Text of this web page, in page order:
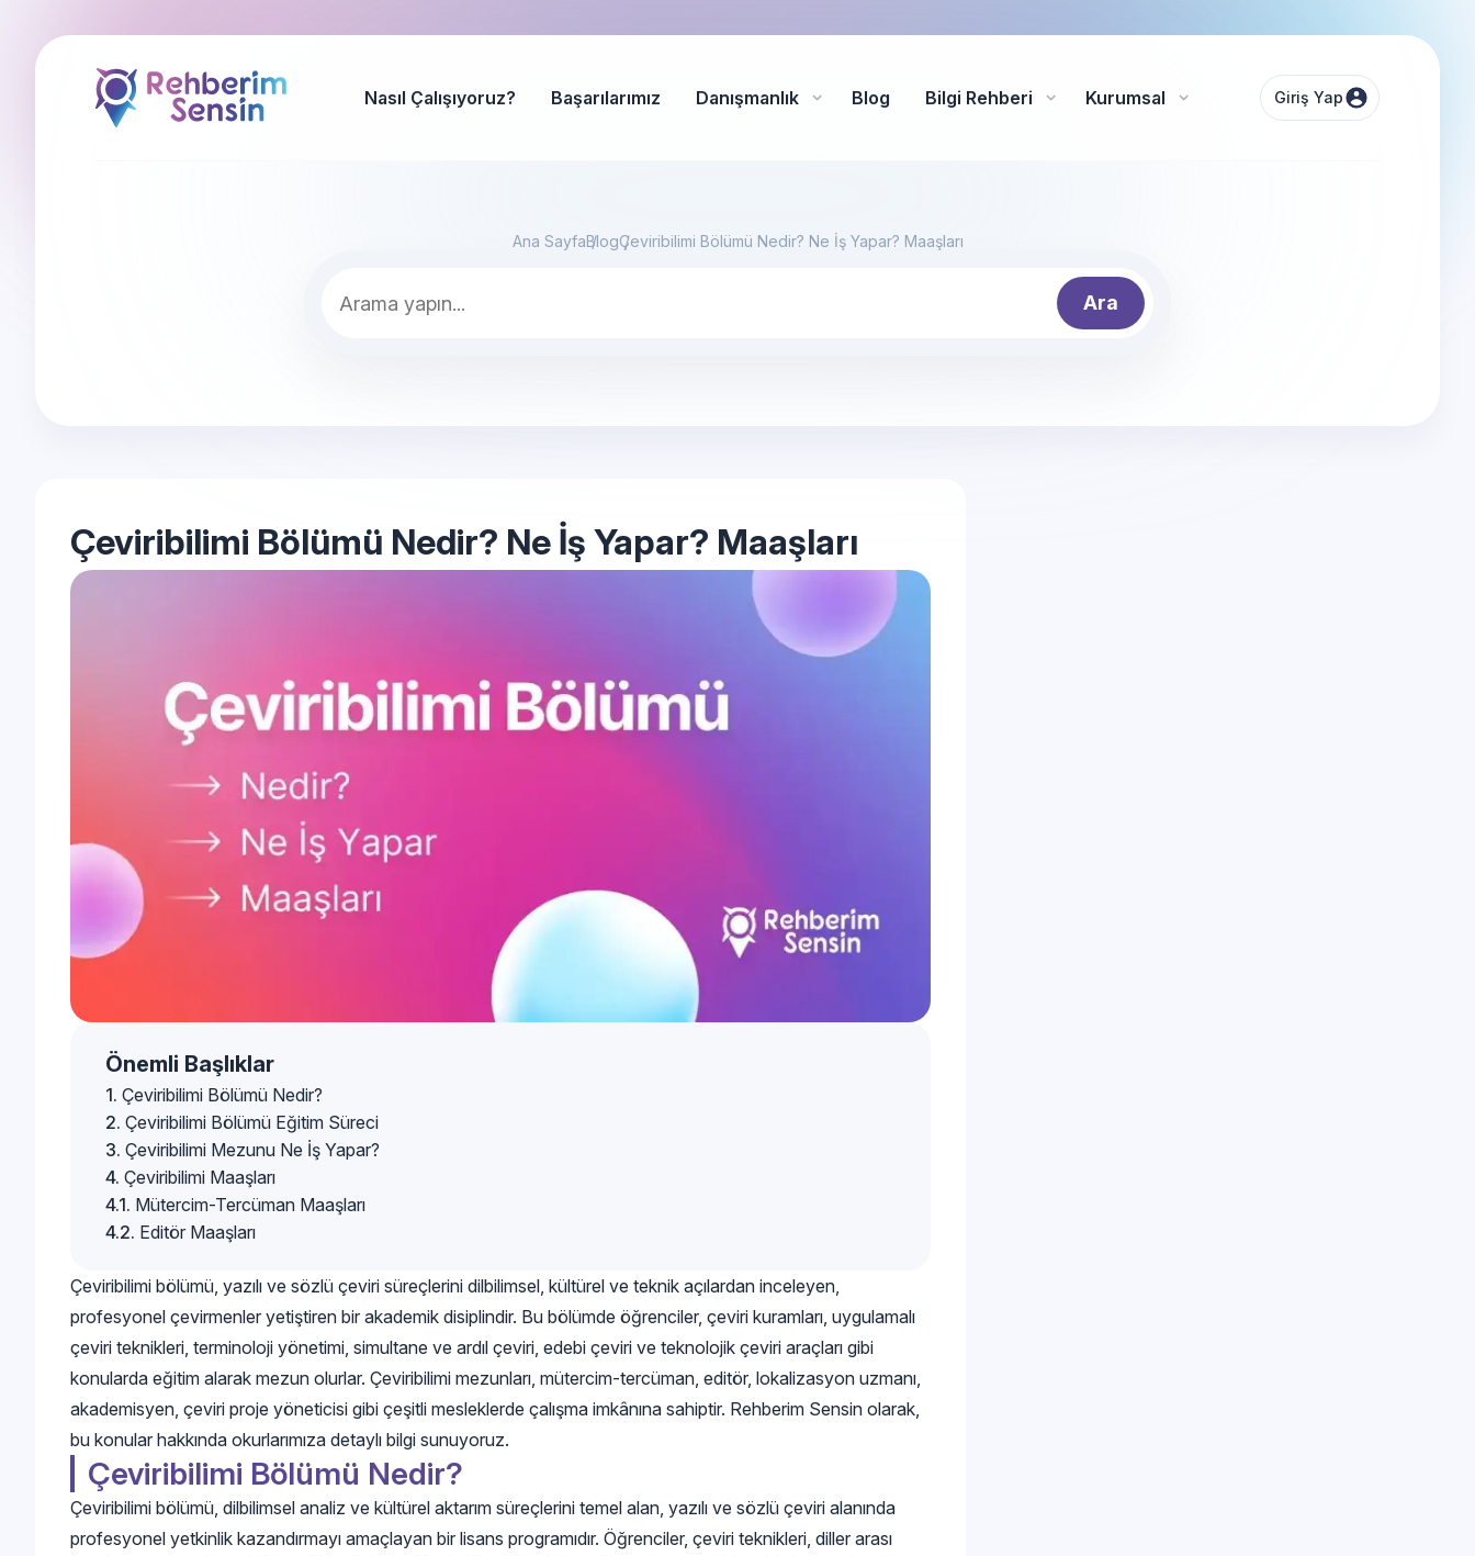
Nasıl Çalışıyoruz? Başarılarımız Danışmanlık Blog Bilgi Rehberi Kurumsal Giriş Yap
Ana SayfaBlogÇeviribilimi Bölümü Nedir? Ne İş Yapar? Maaşları
Ara
Çeviribilimi Bölümü Nedir? Ne İş Yapar? Maaşları
Önemli Başlıklar
Çeviribilimi Bölümü Nedir?
Çeviribilimi Bölümü Eğitim Süreci
Çeviribilimi Mezunu Ne İş Yapar?
Çeviribilimi Maaşları
Mütercim-Tercüman Maaşları
Editör Maaşları
Çeviribilimi bölümü, yazılı ve sözlü çeviri süreçlerini dilbilimsel, kültürel ve teknik açılardan inceleyen,
profesyonel çevirmenler yetiştiren bir akademik disiplindir. Bu bölümde öğrenciler, çeviri kuramları, uygulamalı
çeviri teknikleri, terminoloji yönetimi, simultane ve ardıl çeviri, edebi çeviri ve teknolojik çeviri araçları gibi
konularda eğitim alarak mezun olurlar. Çeviribilimi mezunları, mütercim-tercüman, editör, lokalizasyon uzmanı,
akademisyen, çeviri proje yöneticisi gibi çeşitli mesleklerde çalışma imkânına sahiptir. Rehberim Sensin olarak,
bu konular hakkında okurlarımıza detaylı bilgi sunuyoruz.
Çeviribilimi Bölümü Nedir?
Çeviribilimi bölümü, dilbilimsel analiz ve kültürel aktarım süreçlerini temel alan, yazılı ve sözlü çeviri alanında
profesyonel yetkinlik kazandırmayı amaçlayan bir lisans programıdır. Öğrenciler, çeviri teknikleri, diller arası